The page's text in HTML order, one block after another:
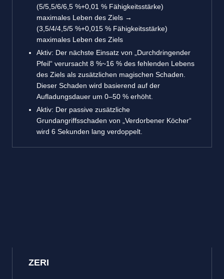
(5/5,5/6/6,5 %+0,01 % Fähigkeitsstärke)
maximales Leben des Ziels →
(3,5/4/4,5/5 %+0,015 % Fähigkeitsstärke)
maximales Leben des Ziels
Aktiv: Der nächste Einsatz von „Durchdringender
Pfeil“ verursacht 8 %~16 % des fehlenden Lebens
des Ziels als zusätzlichen magischen Schaden.
Dieser Schaden wird basierend auf der
Aufladungsdauer um 0–50 % erhöht.
Aktiv: Der passive zusätzliche
Grundangriffsschaden von „Verdorbener Köcher“
wird 6 Sekunden lang verdoppelt.
ZERI